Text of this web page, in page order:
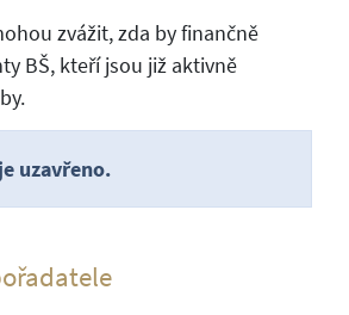
zvážit, zda by finančně
BŠ, kteří jsou již aktivně
uzavřeno.